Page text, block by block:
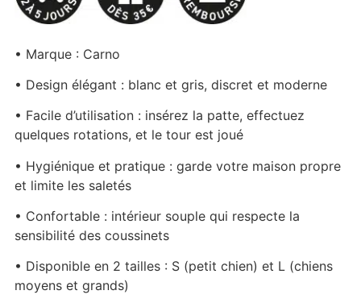
• Marque : Carno
• Design élégant : blanc et gris, discret et moderne
• Facile d’utilisation : insérez la patte, effectuez
quelques rotations, et le tour est joué
• Hygiénique et pratique : garde votre maison propre
et limite les saletés
• Confortable : intérieur souple qui respecte la
sensibilité des coussinets
• Disponible en 2 tailles : S (petit chien) et L (chiens
moyens et grands)